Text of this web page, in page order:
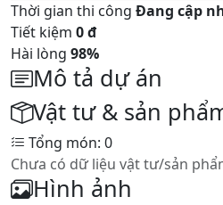
Thời gian thi công Đang cập
Tiết kiệm 0 đ
Hài lòng 98%
Mô tả dự án
Vật tư & sản
Tổng món: 0
Chưa có dữ liệu vật tư/sản
Hình ảnh